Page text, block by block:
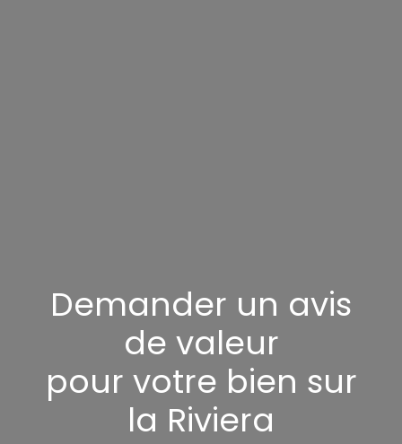
Demander un avis
de valeur
pour votre bien sur
la Riviera